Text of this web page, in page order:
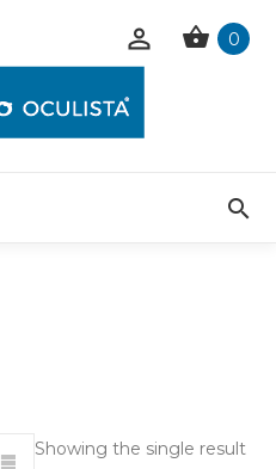
0
Showing the single result